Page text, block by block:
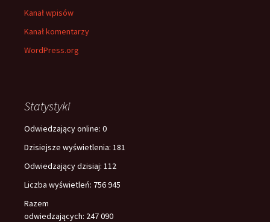
Kanał wpisów
Kanał komentarzy
WordPress.org
Statystyki
Odwiedzający online: 0
Dzisiejsze wyświetlenia: 181
Odwiedzający dzisiaj: 112
Liczba wyświetleń: 756 945
Razem
odwiedzających: 247 090